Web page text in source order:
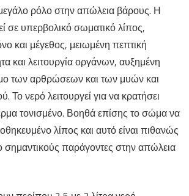
ρόλο στην απώλεια βάρους. Η
σε υπερβολικό σωματικό λίπος,
και μέγεθος, μειωμένη πεπτική
και λειτουργία οργάνων, αυξημένη
των αρθρώσεων και των μυών και
Το νερό λειτουργεί για να κρατήσει
τονισμένο. Βοηθά επίσης το σώμα να
λίπος και αυτό είναι πιθανώς
σημαντικούς παράγοντες στην απώλεια